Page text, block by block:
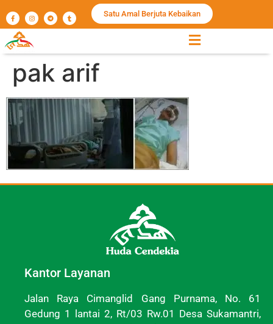
Satu Amal Berjuta Kebaikan
pak arif
Kantor Layanan
Jalan Raya Cimanglid Gang Purnama, No. 61
Gedung 1 lantai 2, Rt/03 Rw.01 Desa Sukamantri,